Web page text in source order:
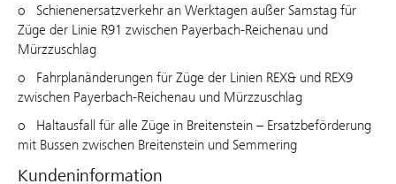
o Schienenersatzverkehr an Werktagen außer Samstag für
Züge der Linie R91 zwischen Payerbach-Reichenau und
Mürzzuschlag
o Fahrplanänderungen für Züge der Linien REX& und REX9
zwischen Payerbach-Reichenau und Mürzzuschlag
o Haltausfall für alle Züge in Breitenstein – Ersatzbeförderung
mit Bussen zwischen Breitenstein und Semmering
Kundeninformation